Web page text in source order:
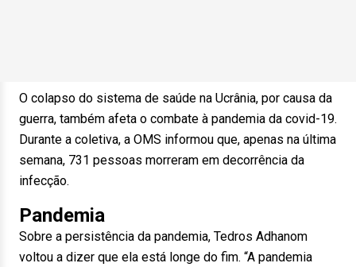
O colapso do sistema de saúde na Ucrânia, por causa da
guerra, também afeta o combate à pandemia da covid-19.
Durante a coletiva, a OMS informou que, apenas na última
semana, 731 pessoas morreram em decorrência da
infecção.
Pandemia
Sobre a persistência da pandemia, Tedros Adhanom
voltou a dizer que ela está longe do fim. “A pandemia